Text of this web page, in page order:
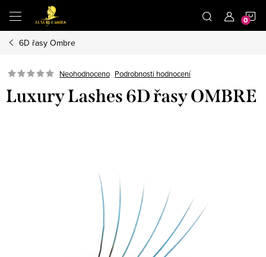
obsah
6D řasy Ombre
Neohodnoceno Podrobnosti hodnocení
Luxury Lashes 6D řasy OMBRE